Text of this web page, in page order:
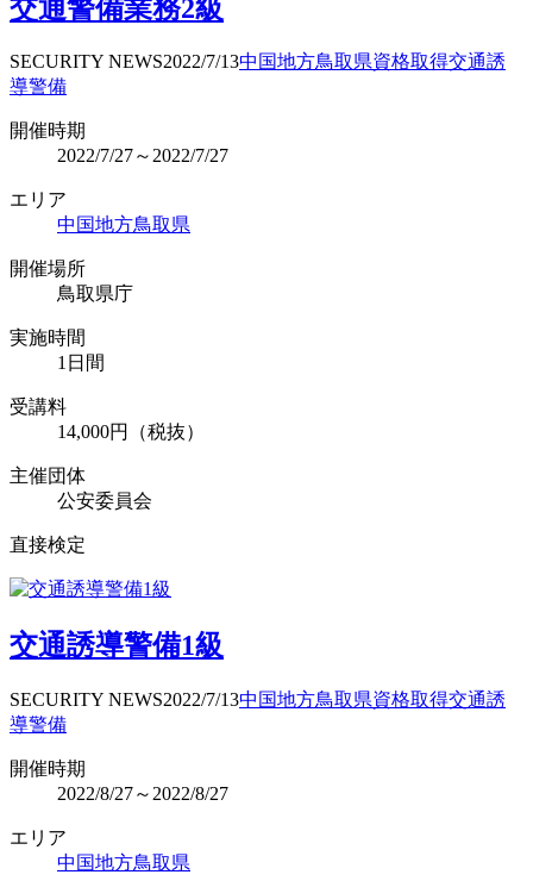
交通警備業務2級
SECURITY NEWS2022/7/13中国地方鳥取県資格取得交通誘
導警備
開催時期
2022/7/27～2022/7/27
エリア
中国地方鳥取県
開催場所
鳥取県庁
実施時間
1日間
受講料
14,000円（税抜）
主催団体
公安委員会
直接検定
交通誘導警備1級
SECURITY NEWS2022/7/13中国地方鳥取県資格取得交通誘
導警備
開催時期
2022/8/27～2022/8/27
エリア
中国地方鳥取県